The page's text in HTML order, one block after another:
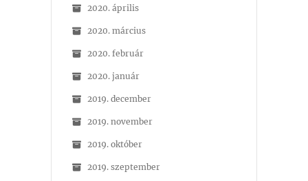
2020. április
2020. március
2020. február
2020. január
2019. december
2019. november
2019. október
2019. szeptember